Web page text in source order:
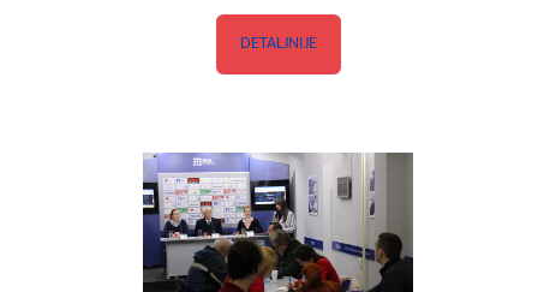
DETALJNIJE